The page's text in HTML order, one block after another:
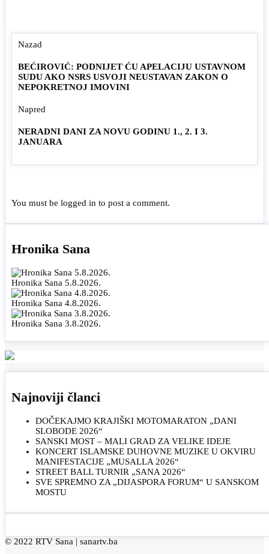
Nazad
BEĆIROVIĆ: PODNIJET ĆU APELACIJU USTAVNOM
SUDU AKO NSRS USVOJI NEUSTAVAN ZAKON O
NEPOKRETNOJ IMOVINI
Napred
NERADNI DANI ZA NOVU GODINU 1., 2. I 3.
JANUARA
You must be logged in to post a comment.
Hronika Sana
Hronika Sana 5.8.2026.
Hronika Sana 4.8.2026.
Hronika Sana 3.8.2026.
Najnoviji članci
DOČEKAJMO KRAJIŠKI MOTOMARATON „DANI
SLOBODE 2026“
SANSKI MOST – MALI GRAD ZA VELIKE IDEJE
KONCERT ISLAMSKE DUHOVNE MUZIKE U OKVIRU
MANIFESTACIJE „MUSALLA 2026“
STREET BALL TURNIR „SANA 2026“
SVE SPREMNO ZA „DIJASPORA FORUM“ U SANSKOM
MOSTU
© 2022 RTV Sana | sanartv.ba